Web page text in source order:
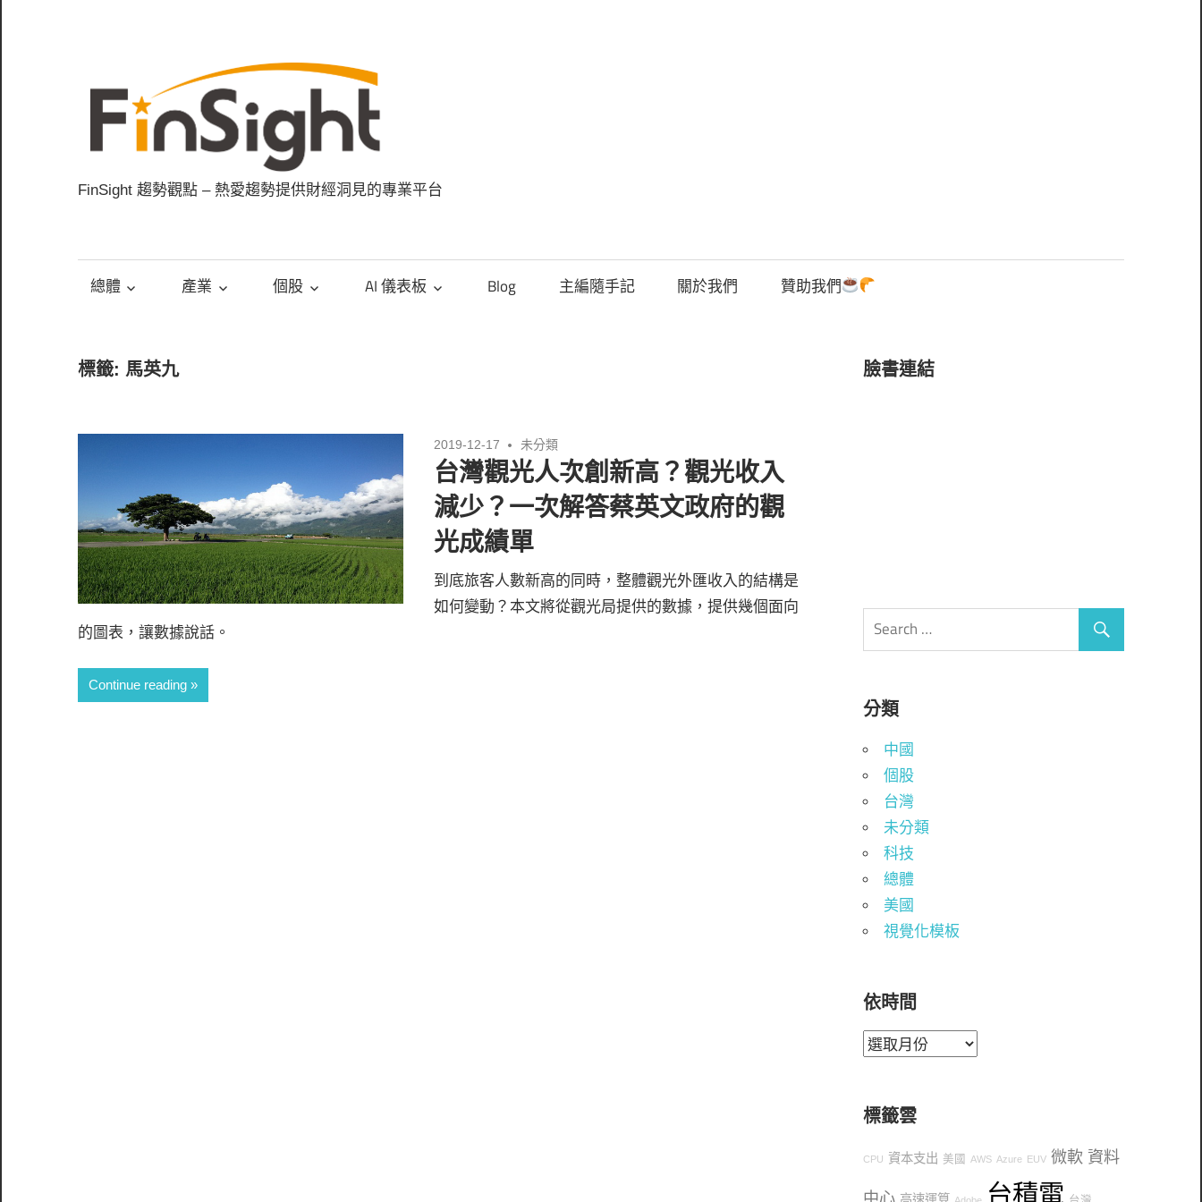
勢
點
FinSight 趨勢觀點 – 熱愛趨勢提供財經洞見的專業平台
總體 產業 個股 AI 儀表板 Blog 主編隨手記 關於我們 贊助我們
標籤: 馬英九
2019-12-17 未分類
台灣觀光人次創新高？觀光收入
減少？一次解答蔡英文政府的觀
光成績單
到底旅客人數新高的同時，整體觀光外匯收入的結構是
如何變動？本文將從觀光局提供的數據，提供幾個面向
的圖表，讓數據說話。
Continue reading
臉書連結
分類
中國
個股
台灣
未分類
科技
總體
美國
視覺化模板
依時間
依
標籤雲
CPU 資本支出 美國 AWS Azure EUV 微軟 資料
中心 台積電